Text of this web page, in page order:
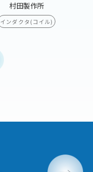
村田製作所
インダクタ(コイル)